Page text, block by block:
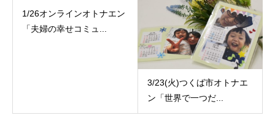
1/26オンラインオトナエン
「夫婦の幸せコミュ...
3/23(火)つくば市オトナエ
ン「世界で一つだ...